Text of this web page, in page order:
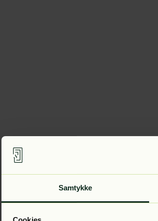
Samtykke